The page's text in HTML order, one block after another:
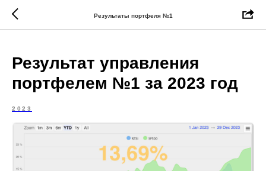
Результаты портфеля №1
Результат управления
портфелем №1 за 2023 год
2023